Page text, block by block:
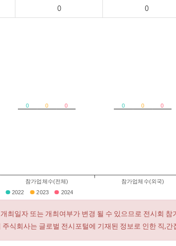
0 0
0 0
0 0
0 0
참가업체수(전체) 참가업체수(외국)
2022 2023 2024
최일자 또는 개최여부가 변경 될 수 있으므로 전시회
식회사는 글로벌 전시포털에 기재된 정보로 인한 직,